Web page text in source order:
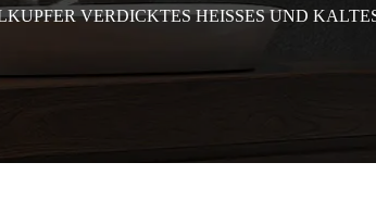
VERDICKTES HEISSES UND